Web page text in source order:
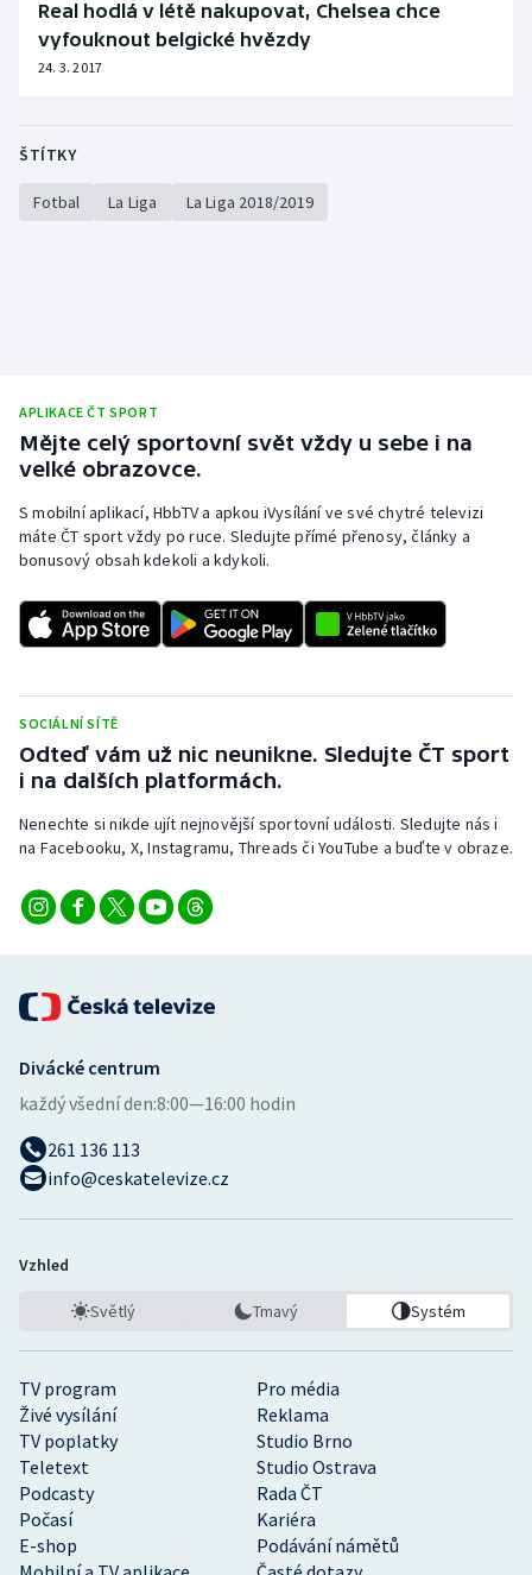
Real hodlá v létě nakupovat, Chelsea chce
vyfouknout belgické hvězdy
24. 3. 2017
ŠTÍTKY
Fotbal La Liga La Liga 2018/2019
APLIKACE ČT SPORT
Mějte celý sportovní svět vždy u sebe i na
velké obrazovce.
S mobilní aplikací, HbbTV a apkou iVysílání ve své chytré televizi
máte ČT sport vždy po ruce. Sledujte přímé přenosy, články a
bonusový obsah kdekoli a kdykoli.
SOCIÁLNÍ SÍTĚ
Odteď vám už nic neunikne. Sledujte ČT sport
i na dalších platformách.
Nenechte si nikde ujít nejnovější sportovní události. Sledujte nás i
na Facebooku, X, Instagramu, Threads či YouTube a buďte v obraze.
TV program
Pro média
Živé vysílání
Reklama
TV poplatky
Studio Brno
Teletext
Studio Ostrava
Podcasty
Rada ČT
Počasí
Kariéra
E-shop
Podávání námětů
Divácké centrum
každý všední den:8:00—16:00 hodin
261 136 113
info@ceskatelevize.cz
Vzhled
Světlý Tmavý Systém